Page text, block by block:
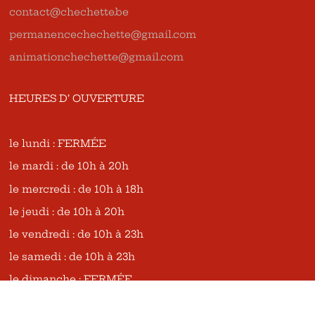
contact@chechette.be
permanencechechette@gmail.com
animationchechette@gmail.com
HEURES D’ OUVERTURE
le lundi : FERMÉE
le mardi : de 10h à 20h
le mercredi : de 10h à 18h
le jeudi : de 10h à 20h
le vendredi : de 10h à 23h
le samedi : de 10h à 23h
le dimanche : FERMÉE